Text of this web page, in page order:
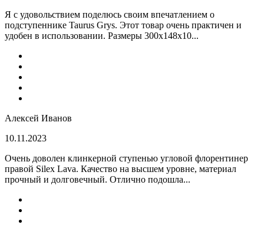
Я с удовольствием поделюсь своим впечатлением о
подступеннике Taurus Grys. Этот товар очень практичен и
удобен в использовании. Размеры 300х148х10...
Алексей Иванов
10.11.2023
Очень доволен клинкерной ступенью угловой флорентинер
правой Silex Lava. Качество на высшем уровне, материал
прочный и долговечный. Отлично подошла...